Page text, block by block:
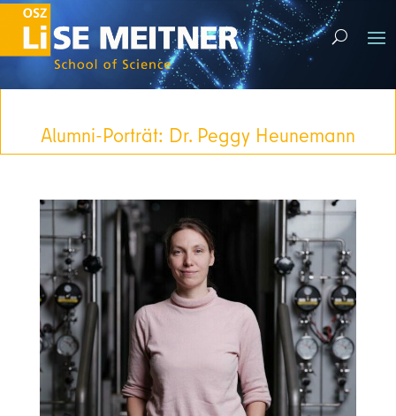
Alumni-Porträt: Dr. Peggy Heunemann